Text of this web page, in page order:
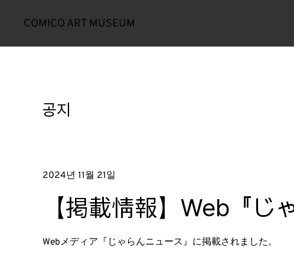
COMICO ART MUSEUM
공지
【掲載情報】Web『じ
Webメディア『じゃらんニュース』に掲載されました。
2024년 11월 21일